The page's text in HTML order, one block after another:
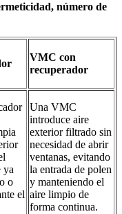
número de
VMC con
recuperador
ya
o
el
Una VMC
introduce aire
exterior filtrado sin
necesidad de abrir
ventanas, evitando
la entrada de polen
y manteniendo el
aire limpio de
forma continua.